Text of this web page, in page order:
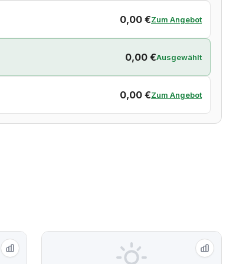
0,00 €Zum Angebot
0,00 €Ausgewählt
0,00 €Zum Angebot